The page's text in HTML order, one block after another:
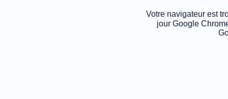
Votre navigateur est
jour Google